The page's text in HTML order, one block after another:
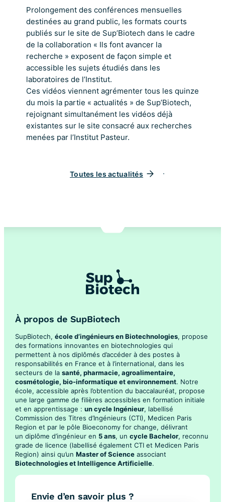
Prolongement des conférences mensuelles
destinées au grand public, les formats courts
publiés sur le site de Sup’Biotech dans le cadre
de la collaboration « Ils font avancer la
recherche » exposent de façon simple et
accessible les sujets étudiés dans les
laboratoires de l’Institut.
Ces vidéos viennent agrémenter tous les quinze
du mois la partie « actualités » de Sup’Biotech,
rejoignant simultanément les vidéos déjà
existantes sur le site consacré aux recherches
menées par l’Institut Pasteur.
Toutes les actualités
À propos de SupBiotech
SupBiotech, école d’ingénieurs en Biotechnologies, propose
des formations innovantes en biotechnologies qui
permettent à nos diplômés d’accéder à des postes à
responsabilités en France et à l’international, dans les
secteurs de la santé, pharmacie, agroalimentaire,
cosmétologie, bio-informatique et environnement. Notre
école, accessible après l’obtention du baccalauréat, propose
une large gamme de filières accessibles en formation initiale
et en apprentissage : un cycle Ingénieur, labellisé
Commission des Titres d’Ingénieurs (CTI), Medicen Paris
Region et par le pôle Bioeconomy for change, délivrant
un diplôme d’ingénieur en 5 ans, un cycle Bachelor, reconnu
grade de licence (labellisé également CTI et Medicen Paris
Region) ainsi qu’un Master of Science associant
Biotechnologies et Intelligence Artificielle.
Envie d’en savoir plus ?